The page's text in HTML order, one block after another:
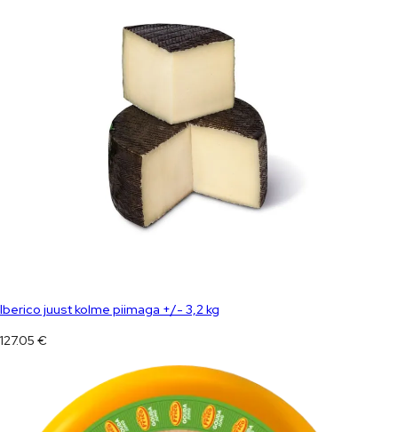
Iberico juust kolme piimaga +/- 3,2 kg
127.05 €